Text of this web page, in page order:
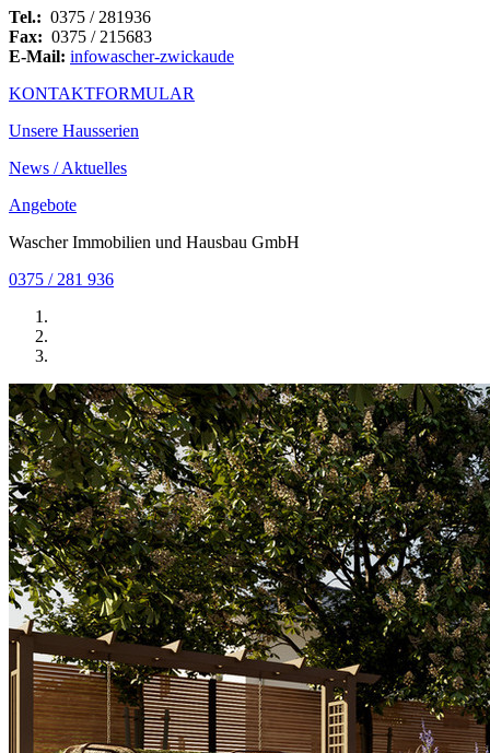
Tel.: 0375 / 281936
Fax: 0375 / 215683
E-Mail: infowascher-zwickaude
KONTAKTFORMULAR
Unsere Hausserien
News / Aktuelles
Angebote
Wascher Immobilien und Hausbau GmbH
0375 / 281 936